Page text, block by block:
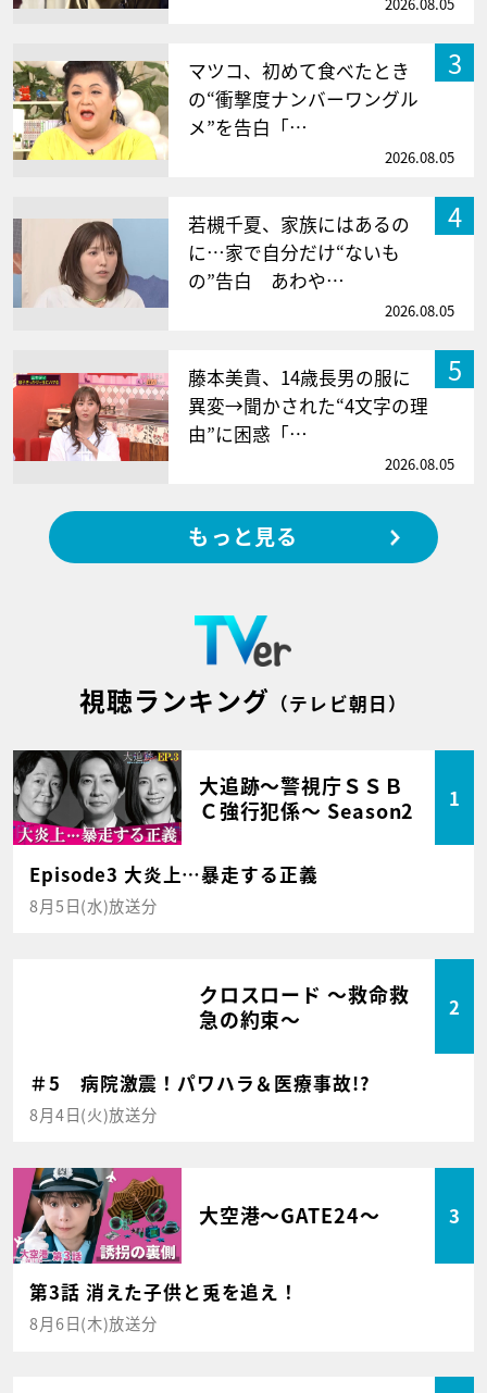
3
マツコ、初めて食べたとき
の“衝撃度ナンバーワングル
メ”を告白「…
2026.08.05
4
若槻千夏、家族にはあるの
に…家で自分だけ“ないも
の”告白 あわや…
2026.08.05
5
藤本美貴、14歳長男の服に
異変→聞かされた“4文字の理
由”に困惑「…
2026.08.05
もっと見る
視聴ランキング （テレビ朝日）
大追跡～警視庁ＳＳＢ
Ｃ強行犯係～ Season2
1
Episode3 大炎上…暴走する正義
8月5日(水)放送分
クロスロード ～救命救
急の約束～
2
＃5 病院激震！パワハラ＆医療事故!?
8月4日(火)放送分
大空港～GATE24～ 3
第3話 消えた子供と兎を追え！
8月6日(木)放送分